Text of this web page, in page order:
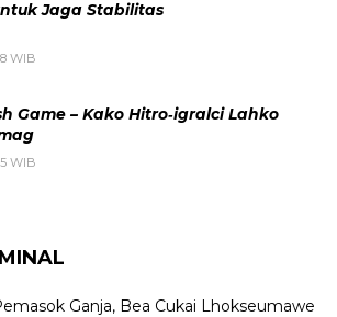
Jaga Stabilitas
WIB
Game – Kako Hitro‑igralci Lahko
WIB